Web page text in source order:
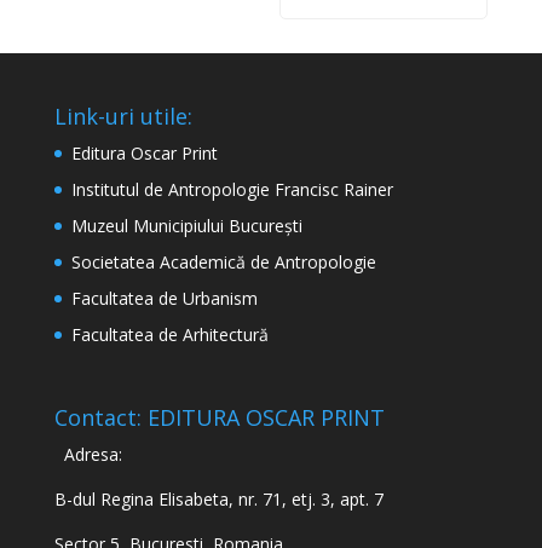
Link-uri utile:
Editura Oscar Print
Institutul de Antropologie Francisc Rainer
Muzeul Municipiului București
Societatea Academică de Antropologie
Facultatea de Urbanism
Facultatea de Arhitectură
Contact: EDITURA OSCAR PRINT
Adresa:
B-dul Regina Elisabeta, nr. 71, etj. 3, apt. 7